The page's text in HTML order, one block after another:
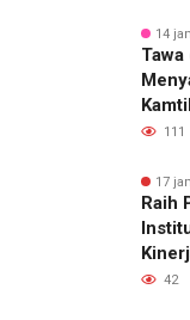
14
Galeh
111
17
Raih
42